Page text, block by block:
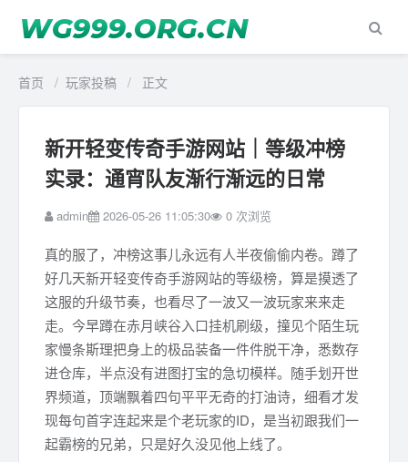
首页 / 玩家投稿 / 正文
新开轻变传奇手游网站｜等级冲榜
实录：通宵队友渐行渐远的日常
admin 2026-05-26 11:05:30 0 次浏览
真的服了，冲榜这事儿永远有人半夜偷偷内卷。蹲了
好几天新开轻变传奇手游网站的等级榜，算是摸透了
这服的升级节奏，也看尽了一波又一波玩家来来走
走。今早蹲在赤月峡谷入口挂机刷级，撞见个陌生玩
家慢条斯理把身上的极品装备一件件脱干净，悉数存
进仓库，半点没有进图打宝的急切模样。随手划开世
界频道，顶端飘着四句平平无奇的打油诗，细看才发
现每句首字连起来是个老玩家的ID，是当初跟我们一
起霸榜的兄弟，只是好久没见他上线了。